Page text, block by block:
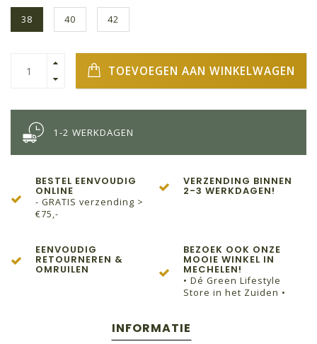
38 40 42
TOEVOEGEN AAN WINKELWAGEN
1-2 WERKDAGEN
BESTEL EENVOUDIG
ONLINE
- GRATIS verzending >
€75,-
VERZENDING BINNEN
2-3 WERKDAGEN!
EENVOUDIG
RETOURNEREN &
OMRUILEN
BEZOEK OOK ONZE
MOOIE WINKEL IN
MECHELEN!
• Dé Green Lifestyle
Store in het Zuiden •
INFORMATIE